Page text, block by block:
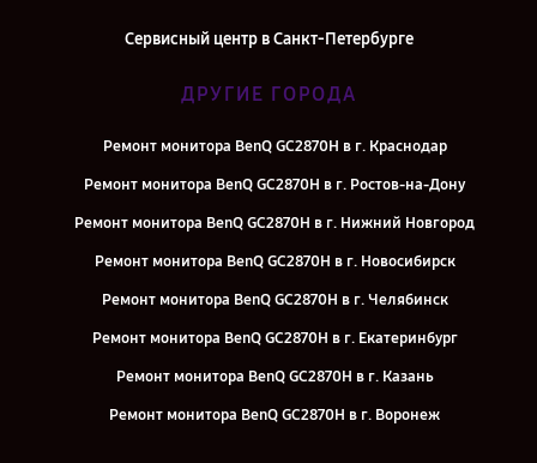
Сервисный центр в Санкт-Петербурге
ДРУГИЕ ГОРОДА
Ремонт монитора BenQ GC2870H в г. Краснодар
Ремонт монитора BenQ GC2870H в г. Ростов-на-Дону
Ремонт монитора BenQ GC2870H в г. Нижний Новгород
Ремонт монитора BenQ GC2870H в г. Новосибирск
Ремонт монитора BenQ GC2870H в г. Челябинск
Ремонт монитора BenQ GC2870H в г. Екатеринбург
Ремонт монитора BenQ GC2870H в г. Казань
Ремонт монитора BenQ GC2870H в г. Воронеж